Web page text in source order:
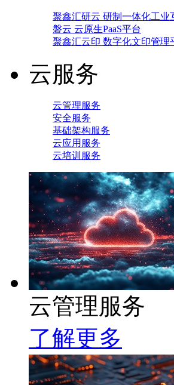
聚鑫汇研云 研制一体化工业
磐云 云原生PaaS平台
聚鑫汇云印 数字化文印管理
云服务
云管理服务
安全服务
基础架构服务
云应用服务
云培训服务
云管理服务
了解更多